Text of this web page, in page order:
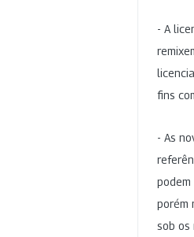
- A
fins
- As
podem
porém
sob os